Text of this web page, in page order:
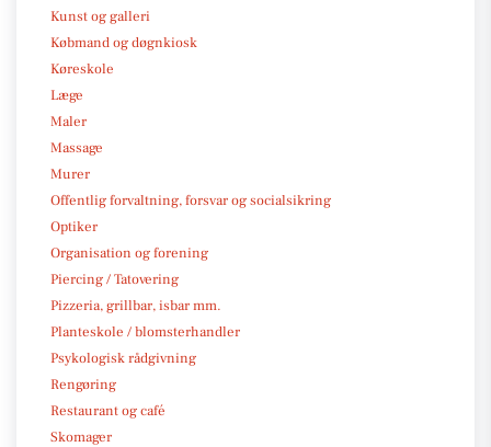
Kunst og galleri
Købmand og døgnkiosk
Køreskole
Læge
Maler
Massage
Murer
Offentlig forvaltning, forsvar og socialsikring
Optiker
Organisation og forening
Piercing / Tatovering
Pizzeria, grillbar, isbar mm.
Planteskole / blomsterhandler
Psykologisk rådgivning
Rengøring
Restaurant og café
Skomager